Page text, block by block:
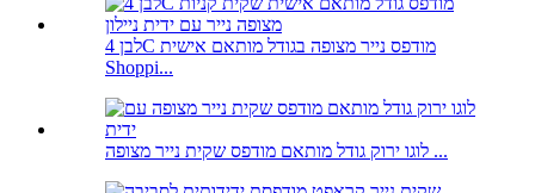
לבן 4C מודפס נייר מצופה בגודל מותאם אישית
Shoppi...
לוגו ירוק גודל מותאם מודפס שקית נייר מצופה ...